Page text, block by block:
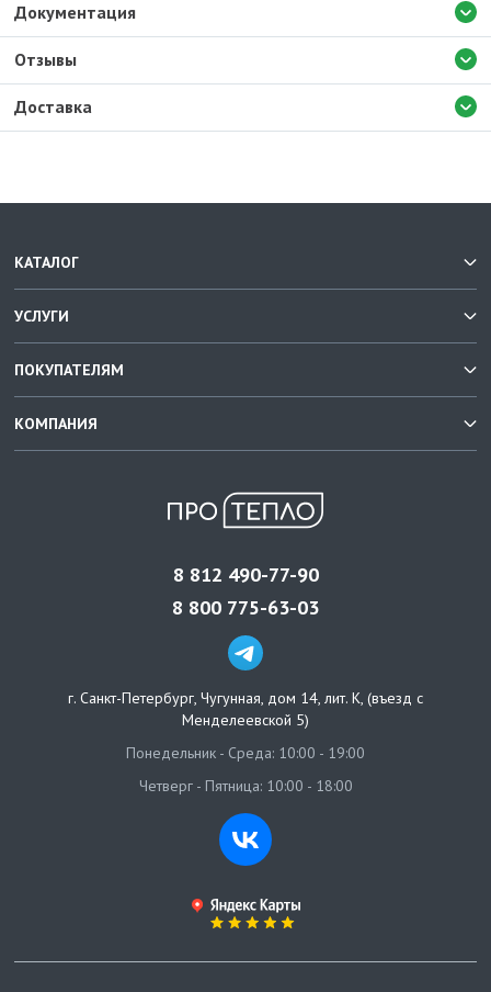
Доставка
Документация
Отзывы
КАТАЛОГ
УСЛУГИ
ПОКУПАТЕЛЯМ
КОМПАНИЯ
8 812 490-77-90
8 800 775-63-03
г. Санкт-Петербург, Чугунная, дом 14, лит. К, (въезд с
Менделеевской 5)
Понедельник - Среда: 10:00 - 19:00
Четверг - Пятница: 10:00 - 18:00